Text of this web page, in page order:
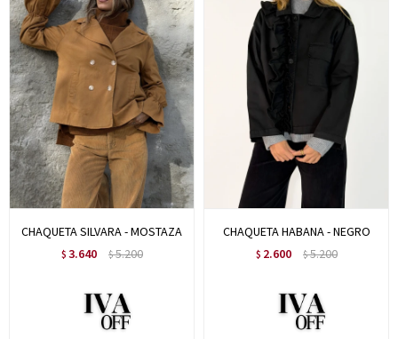
CHAQUETA SILVARA - MOSTAZA
$ 3.640 $5.200
CHAQUETA HABANA - NEGRO
$ 2.600 $5.200